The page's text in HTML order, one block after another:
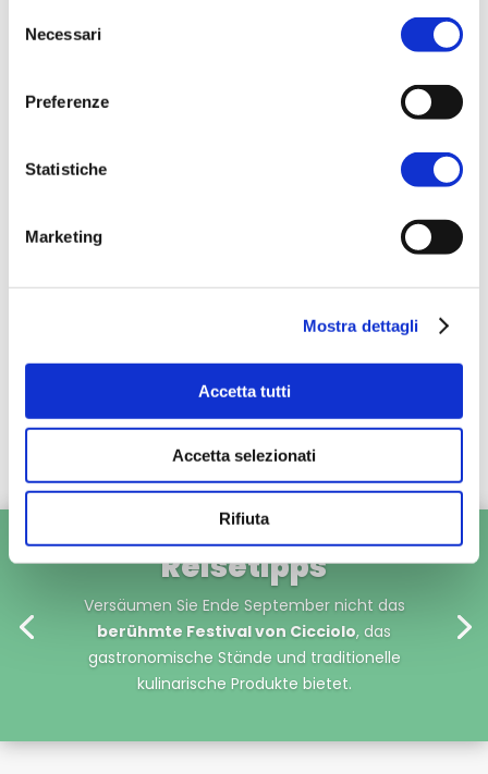
delNecessari
Preferenze
Statistiche
Marketing
Mostra dettagli
Accetta tutti
Accetta selezionati
Rifiuta
Wanderwege
landwirtschaftliche Betriebe, Bauernhöfe und
typische Köstlichkeiten probieren können.
Zur Website von Montiano
Reisetipps
Versäumen Sie Ende September nicht das
berühmte Festival von Cicciolo, das
gastronomische Stände und traditionelle
kulinarische Produkte bietet.